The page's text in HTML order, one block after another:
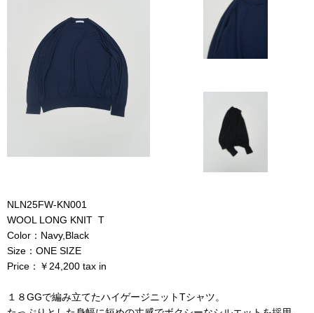
NLN25FW-KN001
WOOL LONG KNIT T
Color：Navy,Black
Size：ONE SIZE
Price：￥24,200 tax in
１８GGで編み立てたハイゲージニットTシャツ。